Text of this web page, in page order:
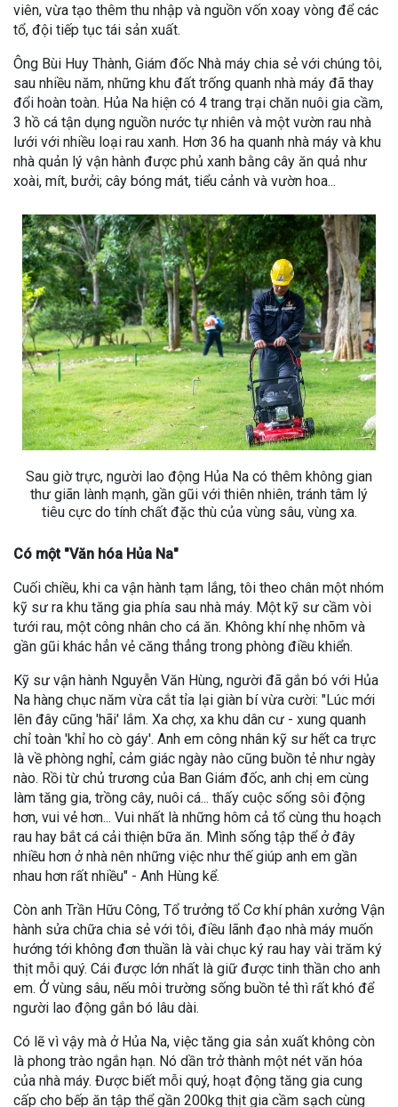
viên, vừa tạo thêm thu nhập và nguồn vốn xoay vòng để các
tổ, đội tiếp tục tái sản xuất.
Ông Bùi Huy Thành, Giám đốc Nhà máy chia sẻ với chúng tôi,
sau nhiều năm, những khu đất trống quanh nhà máy đã thay
đổi hoàn toàn. Hủa Na hiện có 4 trang trại chăn nuôi gia cầm,
3 hồ cá tận dụng nguồn nước tự nhiên và một vườn rau nhà
lưới với nhiều loại rau xanh. Hơn 36 ha quanh nhà máy và khu
nhà quản lý vận hành được phủ xanh bằng cây ăn quả như
xoài, mít, bưởi; cây bóng mát, tiểu cảnh và vườn hoa...
Sau giờ trực, người lao động Hủa Na có thêm không gian
thư giãn lành mạnh, gần gũi với thiên nhiên, tránh tâm lý
tiêu cực do tính chất đặc thù của vùng sâu, vùng xa.
Có một "Văn hóa Hủa Na"
Cuối chiều, khi ca vận hành tạm lắng, tôi theo chân một nhóm
kỹ sư ra khu tăng gia phía sau nhà máy. Một kỹ sư cầm vòi
tưới rau, một công nhân cho cá ăn. Không khí nhẹ nhõm và
gần gũi khác hẳn vẻ căng thẳng trong phòng điều khiển.
Kỹ sư vận hành Nguyễn Văn Hùng, người đã gắn bó với Hủa
Na hàng chục năm vừa cắt tỉa lại giàn bí vừa cười: "Lúc mới
lên đây cũng 'hãi' lắm. Xa chợ, xa khu dân cư - xung quanh
chỉ toàn 'khỉ ho cò gáy'. Anh em công nhân kỹ sư hết ca trực
là về phòng nghỉ, cảm giác ngày nào cũng buồn tẻ như ngày
nào. Rồi từ chủ trương của Ban Giám đốc, anh chị em cùng
làm tăng gia, trồng cây, nuôi cá... thấy cuộc sống sôi động
hơn, vui vẻ hơn... Vui nhất là những hôm cả tổ cùng thu hoạch
rau hay bắt cá cải thiện bữa ăn. Mình sống tập thể ở đây
nhiều hơn ở nhà nên những việc như thế giúp anh em gần
nhau hơn rất nhiều" - Anh Hùng kể.
Còn anh Trần Hữu Công, Tổ trưởng tổ Cơ khí phân xưởng Vận
hành sửa chữa chia sẻ với tôi, điều lãnh đạo nhà máy muốn
hướng tới không đơn thuần là vài chục ký rau hay vài trăm ký
thịt mỗi quý. Cái được lớn nhất là giữ được tinh thần cho anh
em. Ở vùng sâu, nếu môi trường sống buồn tẻ thì rất khó để
người lao động gắn bó lâu dài.
Có lẽ vì vậy mà ở Hủa Na, việc tăng gia sản xuất không còn
là phong trào ngắn hạn. Nó dần trở thành một nét văn hóa
của nhà máy. Được biết mỗi quý, hoạt động tăng gia cung
cấp cho bếp ăn tập thể gần 200kg thịt gia cầm sạch cùng